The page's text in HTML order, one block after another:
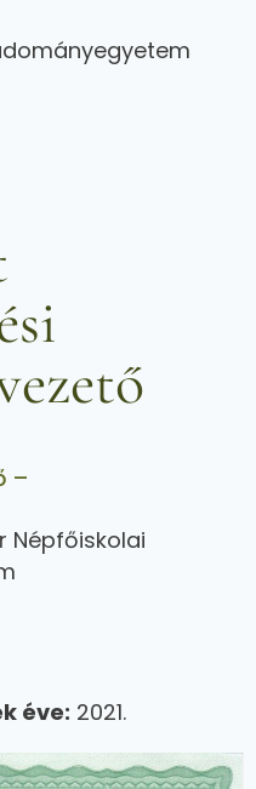
–
Népfőiskolai
éve: 2021.